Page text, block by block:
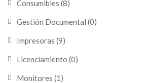
Consumibles (8)
Gestión Documental (0)
Impresoras (9)
Licenciamiento (0)
Monitores (1)